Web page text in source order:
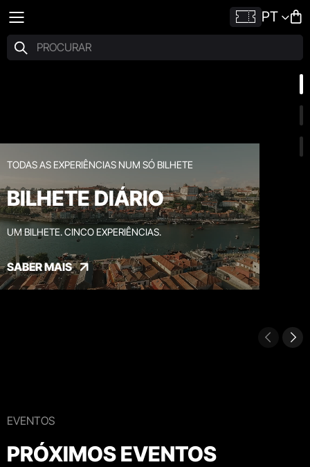
PT
TODAS AS EXPERIÊNCIAS NUM SÓ BILHETE
BILHETE DIÁRIO
UM BILHETE. CINCO EXPERIÊNCIAS.
SABER MAIS
EVENTOS
PRÓXIMOS EVENTOS